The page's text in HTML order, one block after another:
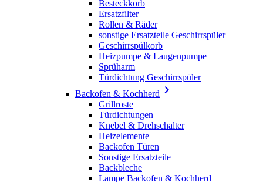
Besteckkorb
Ersatzfilter
Rollen & Räder
sonstige Ersatzteile Geschirrspüler
Geschirrspülkorb
Heizpumpe & Laugenpumpe
Sprüharm
Türdichtung Geschirrspüler
Backofen & Kochherd 
Grillroste
Türdichtungen
Knebel & Drehschalter
Heizelemente
Backofen Türen
Sonstige Ersatzteile
Backbleche
Lampe Backofen & Kochherd